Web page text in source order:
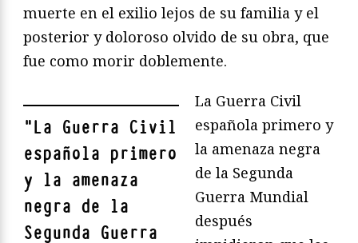
muerte en el exilio lejos de su familia y el
posterior y doloroso olvido de su obra, que
fue como morir doblemente.
"La Guerra Civil
española primero
y la amenaza
negra de la
Segunda Guerra
La Guerra Civil
española primero y
la amenaza negra
de la Segunda
Guerra Mundial
después